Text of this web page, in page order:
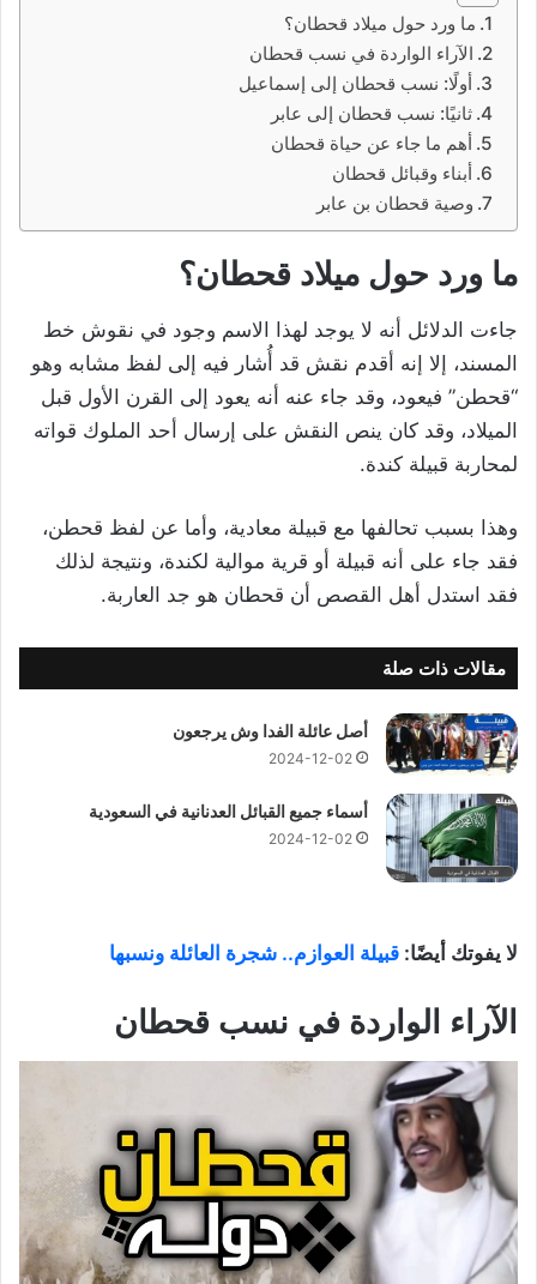
ما ورد حول ميلاد قحطان؟
الآراء الواردة في نسب قحطان
أولًا: نسب قحطان إلى إسماعيل
ثانيًا: نسب قحطان إلى عابر
أهم ما جاء عن حياة قحطان
أبناء وقبائل قحطان
وصية قحطان بن عابر
ما ورد حول ميلاد قحطان؟
جاءت الدلائل أنه لا يوجد لهذا الاسم وجود في نقوش خط
المسند، إلا إنه أقدم نقش قد أُشار فيه إلى لفظ مشابه وهو
“قحطن” فيعود، وقد جاء عنه أنه يعود إلى القرن الأول قبل
الميلاد، وقد كان ينص النقش على إرسال أحد الملوك قواته
لمحاربة قبيلة كندة.
وهذا بسبب تحالفها مع قبيلة معادية، وأما عن لفظ قحطن،
فقد جاء على أنه قبيلة أو قرية موالية لكندة، ونتيجة لذلك
فقد استدل أهل القصص أن قحطان هو جد العاربة.
مقالات ذات صلة
أصل عائلة الفدا وش يرجعون
2024-12-02
أسماء جميع القبائل العدنانية في السعودية
2024-12-02
لا يفوتك أيضًا: قبيلة العوازم.. شجرة العائلة ونسبها
الآراء الواردة في نسب قحطان